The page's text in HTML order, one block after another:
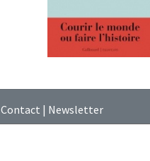
Contact | Newsletter